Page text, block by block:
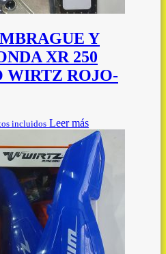
Y
XR 250
WIRTZ ROJO-
incluidos Leer más